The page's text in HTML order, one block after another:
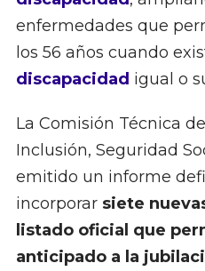
enfermedades que
los 56 años cuando
discapacidad igual o
La Comisión Técnica
Inclusión, Seguridad
emitido un informe
incorporar siete
listado oficial que
anticipado a la